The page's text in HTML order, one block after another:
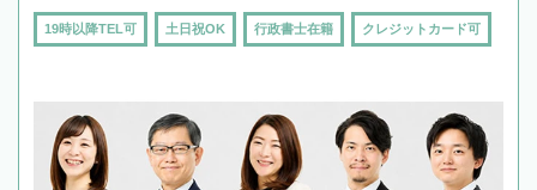
19時以降TEL可 土日祝OK 行政書士在籍 クレジットカード可